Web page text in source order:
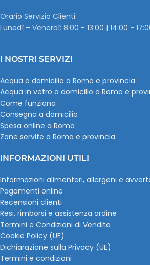
Orario Servizio Clienti
Lunedì – Venerdì: 8:00 - 13:00 | 14:00 -
I NOSTRI SERVIZI
Acqua a domicilio a Roma e provincia
Acqua in vetro a domicilio a Roma e
Come funziona
Consegna a domicilio
Spesa online a Roma
Zone servite a Roma e provincia
INFORMAZIONI UTILI
Informazioni alimentari, allergeni e
Pagamenti online
Recensioni clienti
Resi, rimborsi e assistenza ordine
Termini e Condizioni di Vendita
Cookie Policy (UE)
Dichiarazione sulla Privacy (UE)
Termini e condizioni